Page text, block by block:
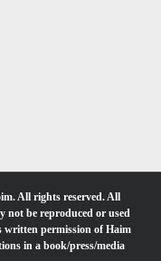
All rights reserved. All
not be reproduced or used
written permission of Haim
in a book/press/media